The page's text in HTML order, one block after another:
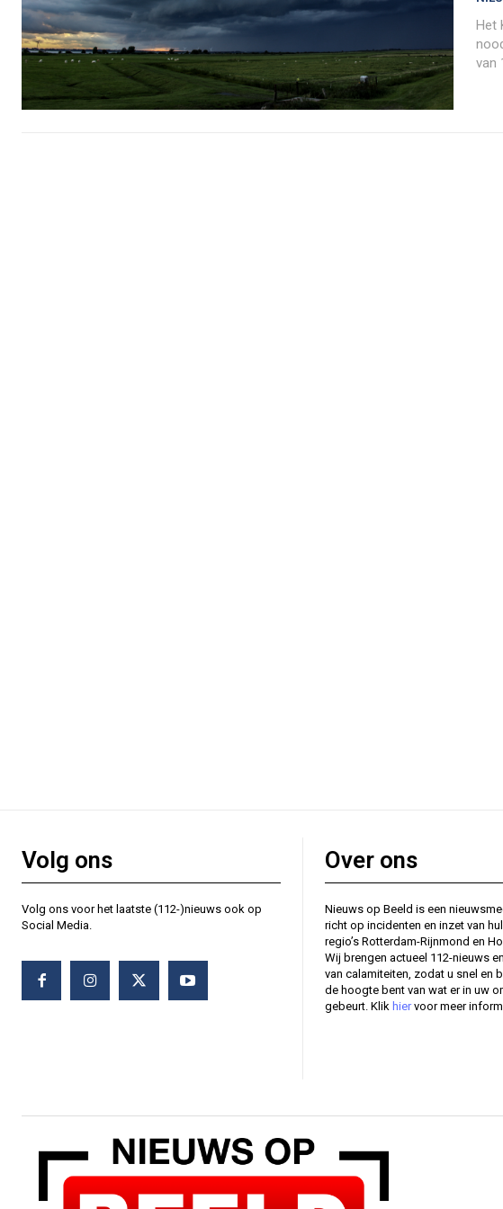
Het
van
Volg ons
Volg ons voor het laatste (112-)nieuws ook op
Social Media.
Over ons
Nieuws op Beeld is een
richt op incidenten en inzet van
regio’s Rotterdam-Rijnmond en
Wij brengen actueel 112-nieuws
van calamiteiten, zodat u snel en
de hoogte bent van wat er in uw
gebeurt. Klik hiervoor meer